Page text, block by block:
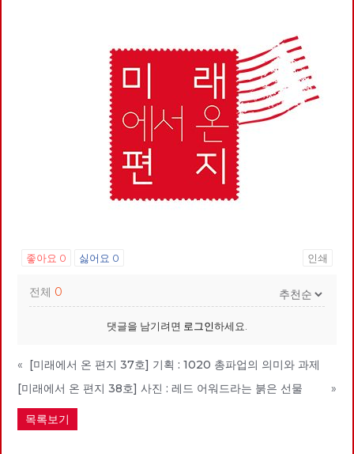
좋아요 0 싫어요 0 인쇄
전체 0
댓글을 남기려면 로그인하세요.
« [미래에서 온 편지 37호] 기획 : 1020 총파업의 의미와 과제
[미래에서 온 편지 38호] 사진 : 레드 어워드라는 붉은 선물
»
목록보기